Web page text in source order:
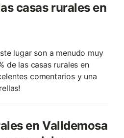
casas rurales en
lugar son a menudo muy
de las casas rurales en
comentarios y una
en Valldemosa